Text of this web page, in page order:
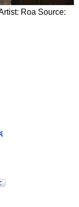
Roa Source: